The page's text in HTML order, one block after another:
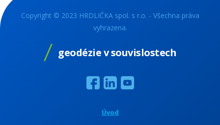
Copyright © 2023 HRDLIČKA spol. s r.o. - Všechna práva
vyhrazena.
geodézie v souvislostech
Úvod